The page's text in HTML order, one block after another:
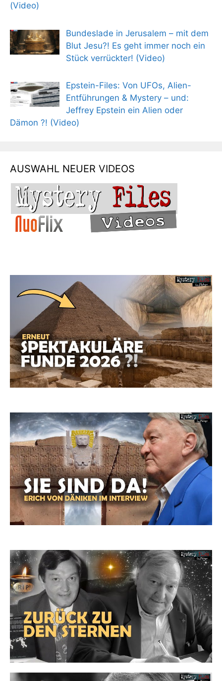
(Video)
Bundeslade in Jerusalem – mit dem
Blut Jesu?! Es geht immer noch ein
Stück verrückter! (Video)
Epstein-Files: Von UFOs, Alien-
Entführungen & Mystery – und:
Jeffrey Epstein ein Alien oder
Dämon ?! (Video)
AUSWAHL NEUER VIDEOS